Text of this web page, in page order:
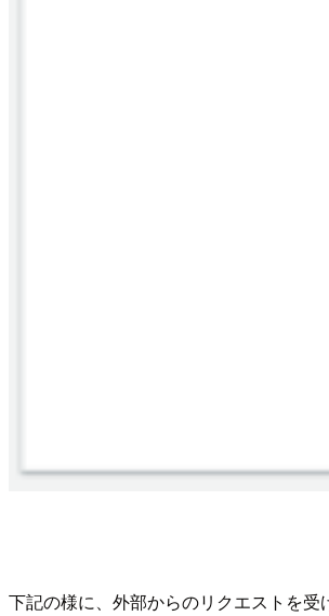
下記の様に、外部からのリクエストを受